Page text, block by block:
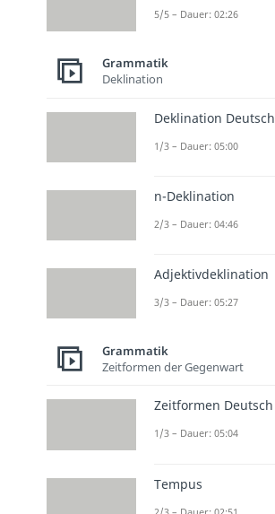
5/5 – Dauer: 02:26
Grammatik
Deklination
Deklination Deutsch
1/3 – Dauer: 05:00
n-Deklination
2/3 – Dauer: 04:46
Adjektivdeklination
3/3 – Dauer: 05:27
Grammatik
Zeitformen der Gegenwart
Zeitformen Deutsch
1/3 – Dauer: 05:04
Tempus
2/3 – Dauer: 02:51